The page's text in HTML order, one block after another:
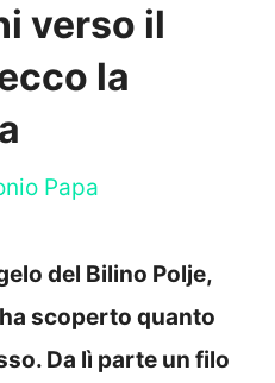
verso il
la
Papa
del Bilino Polje,
scoperto quanto
Da lì parte un filo